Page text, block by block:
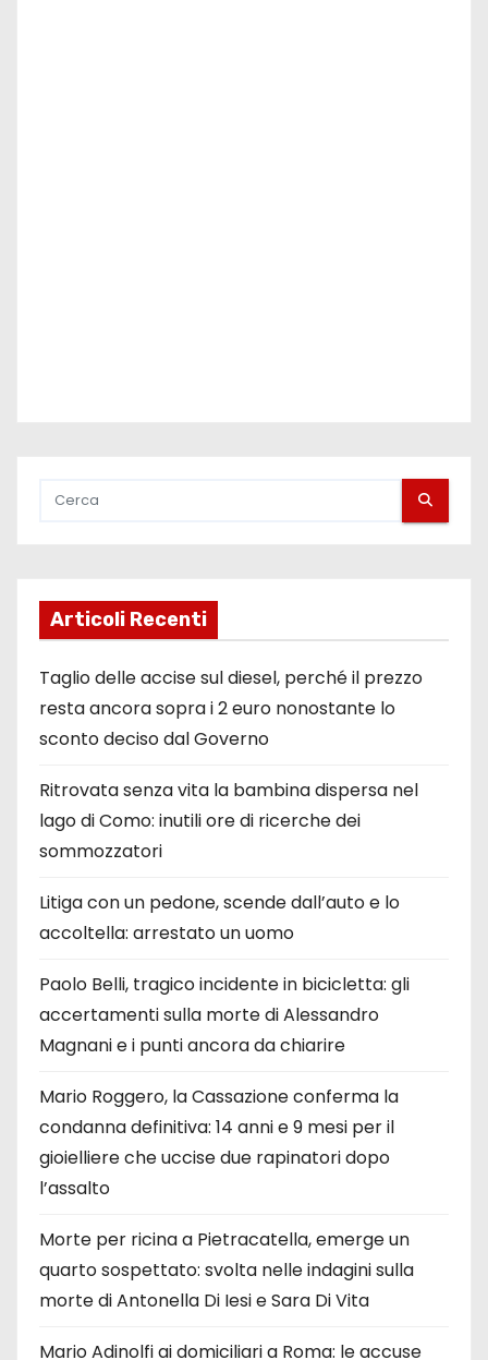
Articoli Recenti
Taglio delle accise sul diesel, perché il prezzo
resta ancora sopra i 2 euro nonostante lo
sconto deciso dal Governo
Ritrovata senza vita la bambina dispersa nel
lago di Como: inutili ore di ricerche dei
sommozzatori
Litiga con un pedone, scende dall’auto e lo
accoltella: arrestato un uomo
Paolo Belli, tragico incidente in bicicletta: gli
accertamenti sulla morte di Alessandro
Magnani e i punti ancora da chiarire
Mario Roggero, la Cassazione conferma la
condanna definitiva: 14 anni e 9 mesi per il
gioielliere che uccise due rapinatori dopo
l’assalto
Morte per ricina a Pietracatella, emerge un
quarto sospettato: svolta nelle indagini sulla
morte di Antonella Di Iesi e Sara Di Vita
Mario Adinolfi ai domiciliari a Roma: le accuse